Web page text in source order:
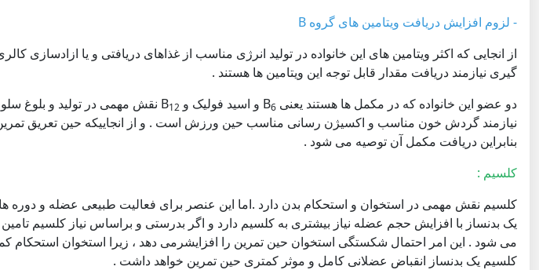
- لزوم افزایش دریافت ویتامین های گروه B
از انجایی که اکثر ویتامین های این خانواده در تولید انرژی مناسب از غذاهای دریافتی و یا ازادسازی
گیری نیازمند دریافت مقدار قابل توجه این ویتامین ها هستند .
دو عضو این خانواده که در مکمل ها هستند یعنی B 6 و اسید فولیک و B 12
نقش مهمی در تولید و بلوغ
نیازمند گردش خون مناسب و اکسیژن رسانی مناسب حین ورزش است . و از انجاییکه حین تعریق تمرین
بنابراین دریافت مکمل آن توصیه می شود .
کلسیم :
کلسیم نقش مهمی در استخوان و استحکام بدن دارد .اما این عنصر برای فعالیت طبیعی عضله و
یک بدنساز با افزایش حجم عضله نیاز بیشتری به کلسیم دارد و اگر بدرستی و براساس نیاز کلسیم
می شود . این امر احتمال شکستگی استخوان حین تمرین را افزایشرمی دهد ، زیرا استخوان استحکام
کلسیم یک بدنساز انقباض عضلانی کامل و موثر کمتری حین تمرین خواهد داشت .